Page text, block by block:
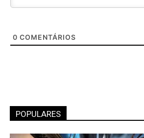
0 COMENTÁRIOS
POPULARES